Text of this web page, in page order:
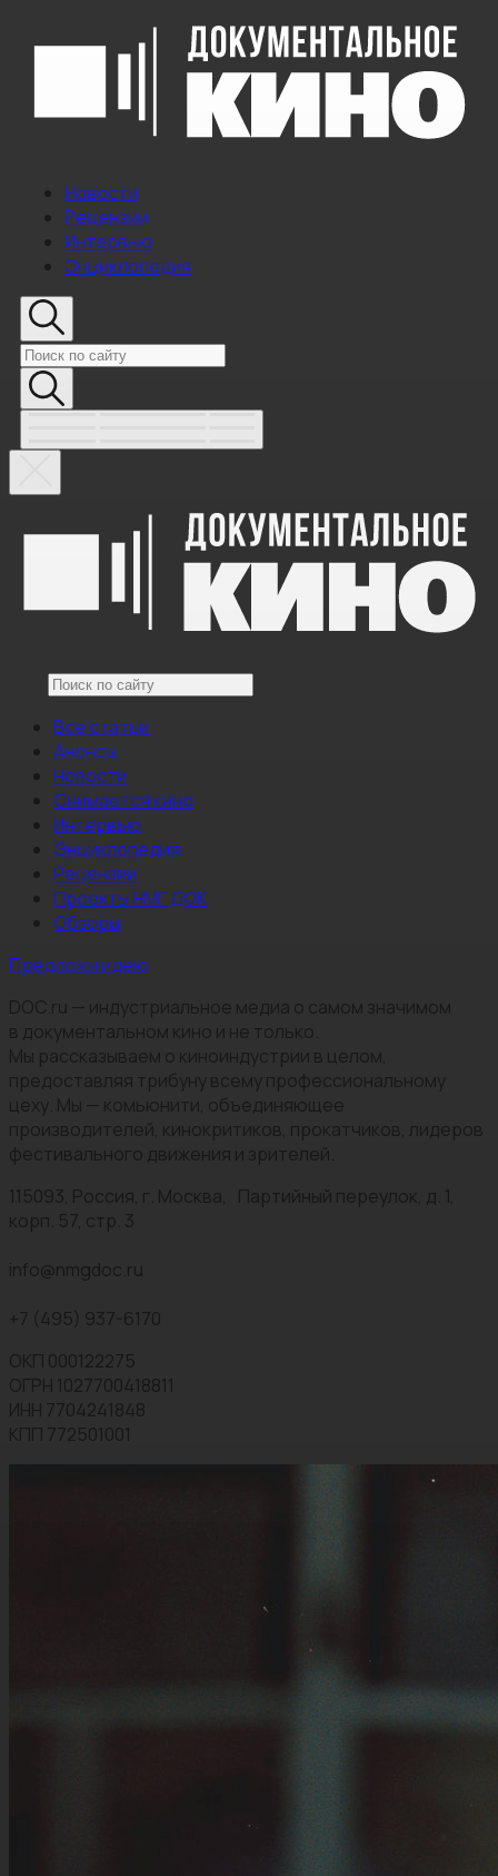
Новости
Рецензии
Интервью
Энциклопедия
Все статьи
Анонсы
Новости
Снимается кино
Интервью
Энциклопедия
Рецензии
Проекты НМГ ДОК
Обзоры
Предложи идею
DOC.ru — индустриальное медиа о самом значимом
в документальном кино и не только.
Мы рассказываем о киноиндустрии в целом,
предоставляя трибуну всему профессиональному
цеху. Мы — комьюнити, объединяющее
производителей, кинокритиков, прокатчиков, лидеров
фестивального движения и зрителей.
115093, Россия, г. Москва, Партийный переулок, д. 1,
корп. 57, стр. 3
info@nmgdoc.ru
+7 (495) 937-6170
ОКП 000122275
ОГРН 1027700418811
ИНН 7704241848
КПП 772501001